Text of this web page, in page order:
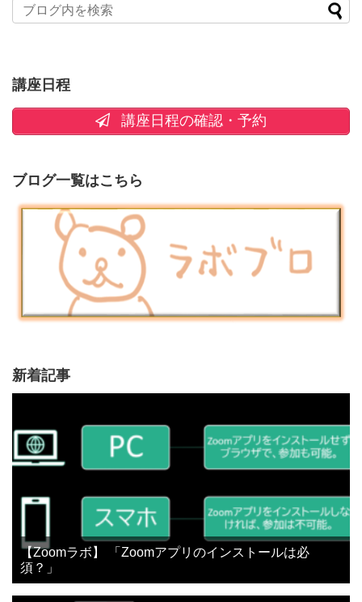
講座日程
講座日程の確認・予約
ブログ一覧はこちら
新着記事
【Zoomラボ】 「Zoomアプリのインストールは必
須？」